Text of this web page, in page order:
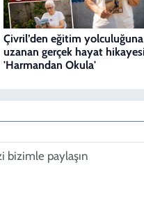
Çivril’den eğitim yolculuğuna
uzanan gerçek hayat
'Harmandan Okula'